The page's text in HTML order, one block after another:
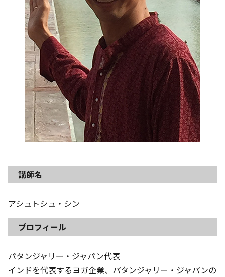
講師名
アシュトシュ・シン
プロフィール
パタンジャリー・ジャパン代表
インドを代表するヨガ企業、パタンジャリー・ジャパンの